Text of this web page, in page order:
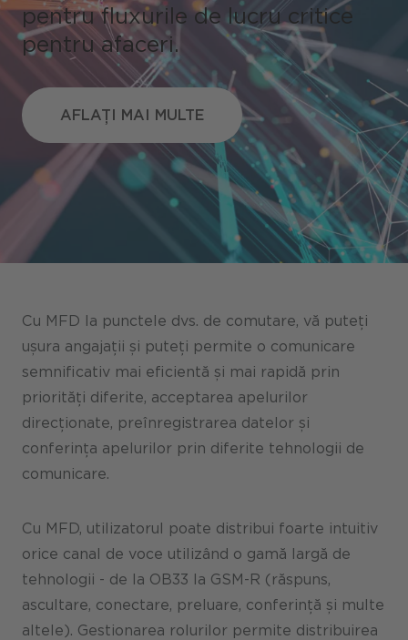
Portaluri / Magazine / Piață
Referințe
Presă
Evenimente
Podcast
Sustenabilitate CANCOM Austria
Carieră
pentru fluxurile de lucru critice
pentru afaceri.
AFLAȚI MAI MULTE
AFLAȚI MAI MULTE
Cu MFD la punctele dvs. de comutare, vă puteți
ușura angajații și puteți permite o comunicare
semnificativ mai eficientă și mai rapidă prin
priorități diferite, acceptarea apelurilor
direcționate, preînregistrarea datelor și
conferința apelurilor prin diferite tehnologii de
comunicare.
Cu MFD, utilizatorul poate distribui foarte intuitiv
orice canal de voce utilizând o gamă largă de
tehnologii - de la OB33 la GSM-R (răspuns,
ascultare, conectare, preluare, conferință și multe
altele). Gestionarea rolurilor permite distribuirea